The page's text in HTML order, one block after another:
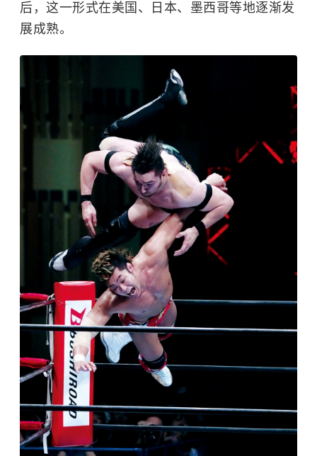
后，这一形式在美国、日本、墨西哥等地逐渐发
展成熟。